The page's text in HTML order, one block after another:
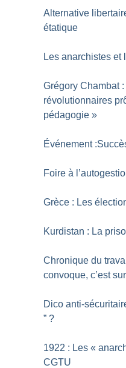
Alternative
étatique
Les anarchistes et
Grégory Chambat
révolutionnaires
pédagogie »
Événement
Foire à
Grèce : Les
Kurdistan : La
Chronique du
convoque, c’est
Dico anti-
” ?
1922 : Les «
CGTU